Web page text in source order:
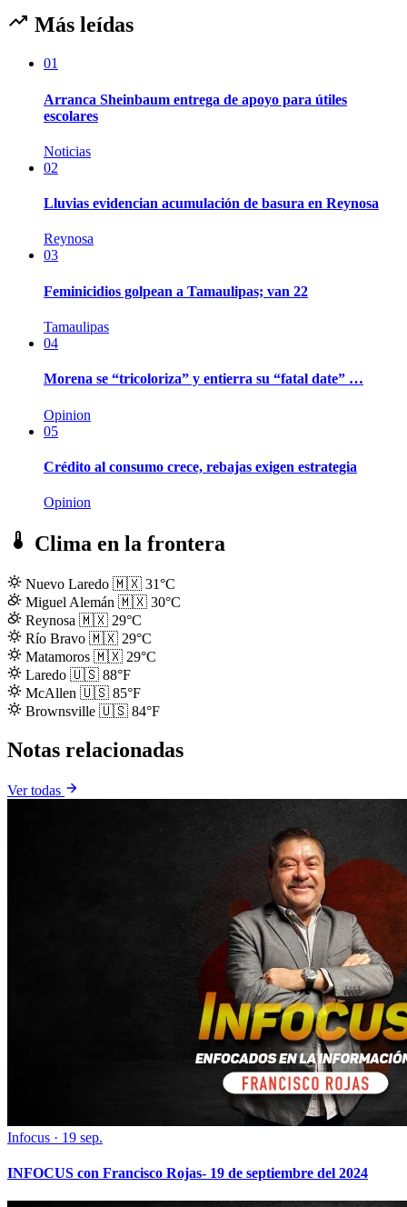
Más leídas
01
Arranca Sheinbaum entrega de apoyo para útiles
escolares
Noticias
02
Lluvias evidencian acumulación de basura en Reynosa
Reynosa
03
Feminicidios golpean a Tamaulipas; van 22
Tamaulipas
04
Morena se “tricoloriza” y entierra su “fatal date” …
Opinion
05
Crédito al consumo crece, rebajas exigen estrategia
Opinion
Clima en la frontera
Nuevo Laredo 🇲🇽 31°C
Miguel Alemán 🇲🇽 30°C
Reynosa 🇲🇽 29°C
Río Bravo 🇲🇽 29°C
Matamoros 🇲🇽 29°C
Laredo 🇺🇸 88°F
McAllen 🇺🇸 85°F
Brownsville 🇺🇸 84°F
Notas relacionadas
Ver todas
Infocus · 19 sep.
INFOCUS con Francisco Rojas- 19 de septiembre del 2024